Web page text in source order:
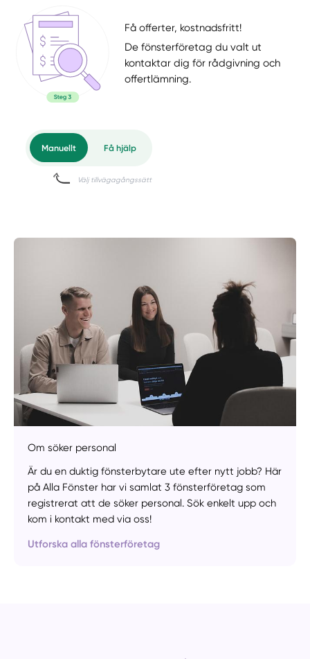
Få offerter, kostnadsfritt!
De fönsterföretag du valt ut
kontaktar dig för rådgivning och
offertlämning.
Manuellt
Välj tillvägagångssätt
Om söker personal
Är du en duktig fönsterbytare ute efter nytt jobb? Här
på Alla Fönster har vi samlat 3 fönsterföretag som
registrerat att de söker personal. Sök enkelt upp och
kom i kontakt med via oss!
Utforska alla fönsterföretag